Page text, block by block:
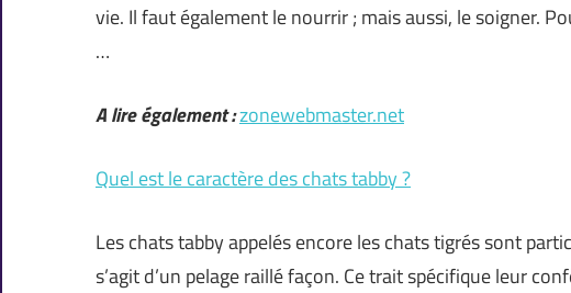
vie. Il faut également le nourrir ; mais aussi, le soigner.
…
A lire également :zonewebmaster.net
Quel est le caractère des chats tabby ?
Les chats tabby appelés encore les chats tigrés sont
s’agit d’un pelage raillé façon. Ce trait spécifique leur